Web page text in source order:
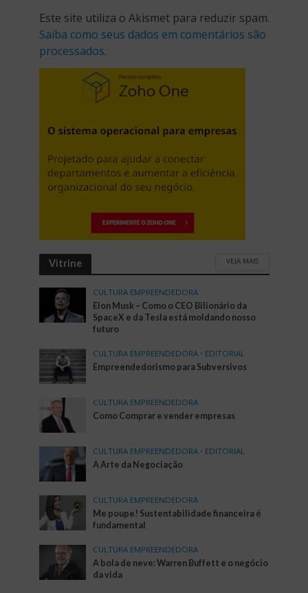
Este site utiliza o Akismet para reduzir spam.
Saiba como seus dados em comentários são
processados.
Vitrine VEJA MAIS
CULTURA EMPREENDEDORA
Elon Musk – Como o CEO Bilionário da
SpaceX e da Tesla está moldando nosso
futuro
CULTURA EMPREENDEDORA • EDITORIAL
Empreendedorismo para Subversivos
CULTURA EMPREENDEDORA
Como Comprar e vender empresas
CULTURA EMPREENDEDORA • EDITORIAL
A Arte da Negociação
CULTURA EMPREENDEDORA
Me poupe! Sustentabilidade financeira é
fundamental
CULTURA EMPREENDEDORA
A bola de neve: Warren Buffett e o negócio
da vida